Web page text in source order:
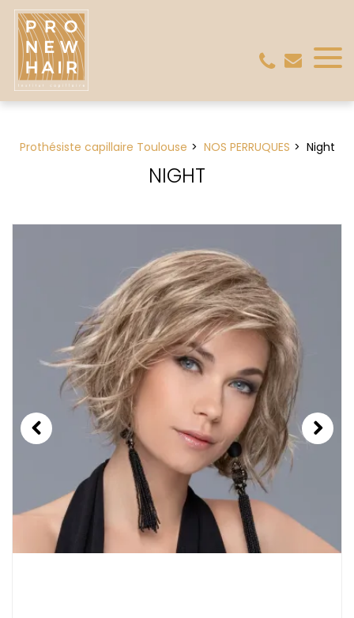
Prothésiste capillaire Toulouse NOS PERRUQUES Night
NIGHT
Panneau de gestion des cookies